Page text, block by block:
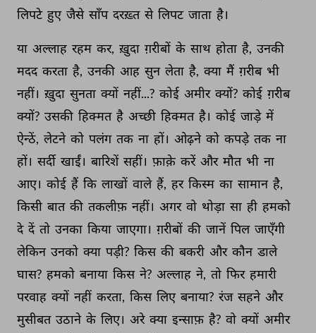
लिपटे हुए जैसे साँप दरख़्त से लिपट जाता है।
या अल्लाह रहम कर, ख़ुदा ग़रीबों के साथ होता है, उनकी
मदद करता है, उनकी आह सुन लेता है, क्या मैं ग़रीब भी
नहीं। ख़ुदा सुनता क्यों नहीं...? कोई अमीर क्यों? कोई ग़रीब
क्यों? उसकी हिक्मत है अच्छी हिक्मत है। कोई जाड़े में
ऐन्ठें, लेटने को पलंग तक ना हों। ओढ़ने को कपड़े तक ना
हों। सर्दी खाईं। बारिशें सहीं। फ़ाक़े करें और मौत भी ना
आए। कोई हैं कि लाखों वाले हैं, हर किस्म का सामान है,
किसी बात की तकलीफ़ नहीं। अगर वो थोड़ा सा ही हमको
दे दें तो उनका किया जाएगा। ग़रीबों की जानें पिल जाएँगी
लेकिन उनको क्या पड़ी? किस की बकरी और कौन डाले
घास? हमको बनाया किस ने? अल्लाह ने, तो फिर हमारी
परवाह क्यों नहीं करता, किस लिए बनाया? रंज सहने और
मुसीबत उठाने के लिए। अरे क्या इन्साफ़ है? वो क्यों अमीर